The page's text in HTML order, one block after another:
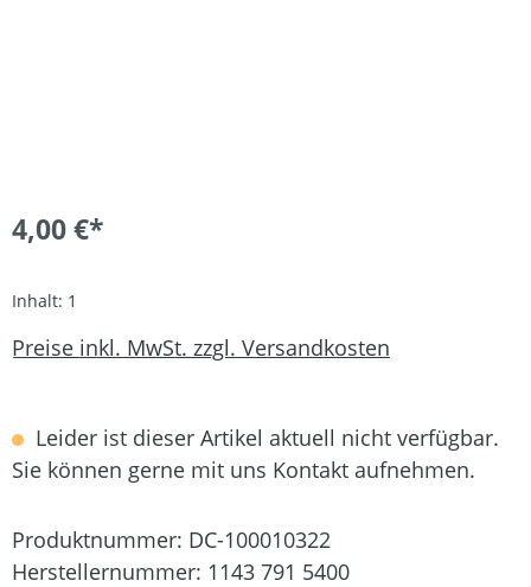
4,00 €*
Inhalt: 1
Preise inkl. MwSt. zzgl. Versandkosten
Leider ist dieser Artikel aktuell nicht verfügbar.
Sie können gerne mit uns Kontakt aufnehmen.
Produktnummer: DC-100010322
Herstellernummer: 1143 791 5400